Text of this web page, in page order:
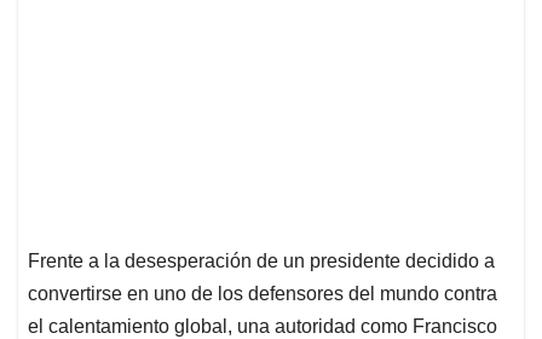
Frente a la desesperación de un presidente decidido a
convertirse en uno de los defensores del mundo contra
el calentamiento global, una autoridad como Francisco